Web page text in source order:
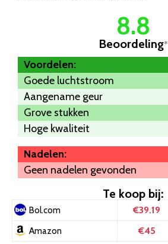
8.8
Beoordeling*
Voordelen:
Goede luchtstroom
Aangename geur
Grove stukken
Hoge kwaliteit
Nadelen:
Geen nadelen gevonden
Te koop bij:
Bol.com €39.19
Amazon €45